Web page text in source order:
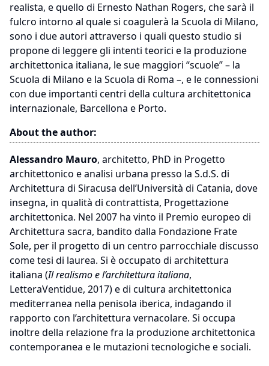
realista, e quello di Ernesto Nathan Rogers, che sarà il
fulcro intorno al quale si coagulerà la Scuola di Milano,
sono i due autori attraverso i quali questo studio si
propone di leggere gli intenti teorici e la produzione
architettonica italiana, le sue maggiori “scuole” – la
Scuola di Milano e la Scuola di Roma –, e le connessioni
con due importanti centri della cultura architettonica
internazionale, Barcellona e Porto.
About the author:
Alessandro Mauro, architetto, PhD in Progetto
architettonico e analisi urbana presso la S.d.S. di
Architettura di Siracusa dell’Università di Catania, dove
insegna, in qualità di contrattista, Progettazione
architettonica. Nel 2007 ha vinto il Premio europeo di
Architettura sacra, bandito dalla Fondazione Frate
Sole, per il progetto di un centro parrocchiale discusso
come tesi di laurea. Si è occupato di architettura
italiana (Il realismo e l’architettura italiana,
LetteraVentidue, 2017) e di cultura architettonica
mediterranea nella penisola iberica, indagando il
rapporto con l’architettura vernacolare. Si occupa
inoltre della relazione fra la produzione architettonica
contemporanea e le mutazioni tecnologiche e sociali.